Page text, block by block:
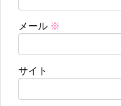
メール ※
サイト